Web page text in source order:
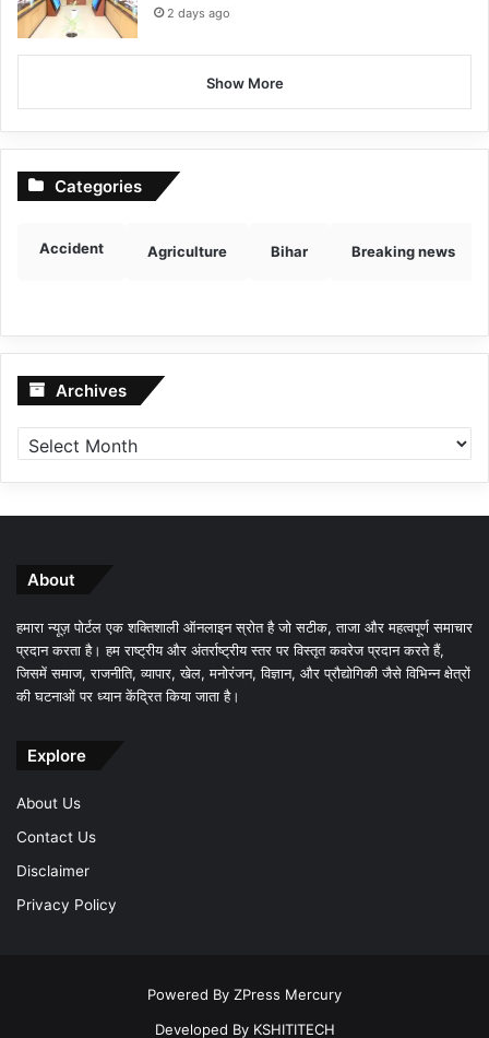
2 days ago
Show More
Categories
Accident Agriculture Bihar Breaking news
Archives Archives
About
हमारा न्यूज़ पोर्टल एक शक्तिशाली ऑनलाइन स्रोत है जो सटीक, ताजा और महत्वपूर्ण समाचार
प्रदान करता है। हम राष्ट्रीय और अंतर्राष्ट्रीय स्तर पर विस्तृत कवरेज प्रदान करते हैं,
जिसमें समाज, राजनीति, व्यापार, खेल, मनोरंजन, विज्ञान, और प्रौद्योगिकी जैसे विभिन्न क्षेत्रों
की घटनाओं पर ध्यान केंद्रित किया जाता है।
Explore
About Us
Contact Us
Disclaimer
Privacy Policy
Powered By ZPress Mercury
Developed By KSHITITECH